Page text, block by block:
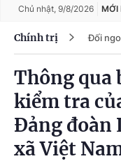
Chủ nhật, 9/8/2026 MỚI
Chính trị Đối
Thông qua
kiểm tra
Đảng đoàn
xã Việt